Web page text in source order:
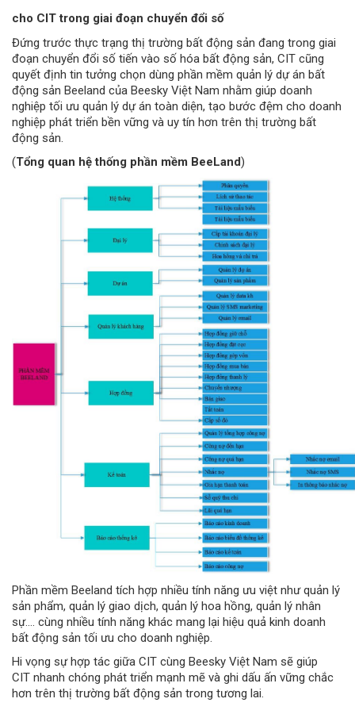
cho CITtrong giai đoạn chuyển đổi số
Đứng trước thực trạng thị trường bất động sản đang trong giai
đoạn chuyển đổi số tiến vào số hóa bất động sản, CIT cũng
quyết định tin tưởng chọn dùng phần mềm quản lý dự án bất
động sản Beeland của Beesky Việt Nam nhằm giúp doanh
nghiệp tối ưu quản lý dự án toàn diện, tạo bước đệm cho doanh
nghiệp phát triển bền vững và uy tín hơn trên thị trường bất
động sản.
(Tổng quan hệ thống phần mềm BeeLand)
Phần mềm Beeland tích hợp nhiều tính năng ưu việt như quản lý
sản phẩm, quản lý giao dịch, quản lý hoa hồng, quản lý nhân
sự…. cùng nhiều tính năng khác mang lại hiệu quả kinh doanh
bất động sản tối ưu cho doanh nghiệp.
Hi vọng sự hợp tác giữa CIT cùng Beesky Việt Nam sẽ giúp
CIT nhanh chóng phát triển mạnh mẽ và ghi dấu ấn vững chắc
hơn trên thị trường bất động sản trong tương lai.